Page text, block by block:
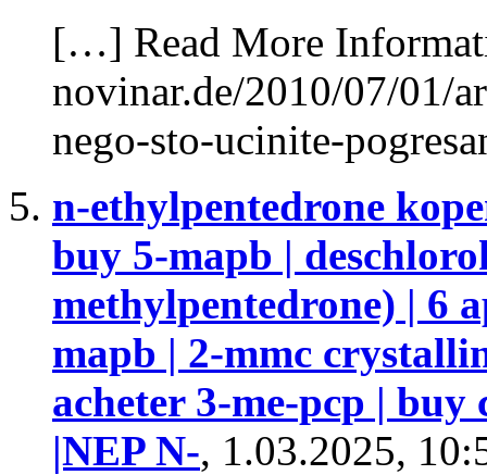
[…] Read More
novinar.de/2010/07/01/
nego-sto-ucinite-
n-ethylpentedrone
buy 5-mapb |
methylpentedrone) | 6
mapb | 2-mmc
acheter 3-me-pcp |
|NEP N-, 1.03.2025,